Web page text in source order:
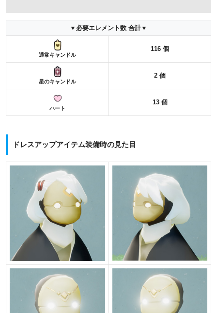
▼必要エレメント数 合計▼
通常キャンドル
116 個
星のキャンドル
2 個
ハート
13 個
ドレスアップアイテム装備時の見た目